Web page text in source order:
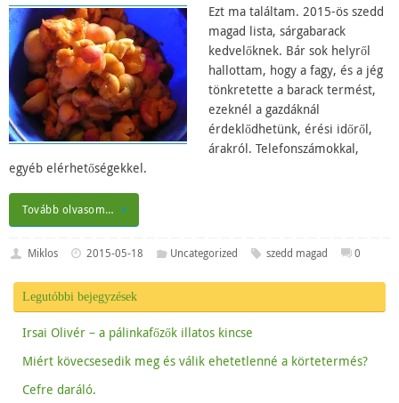
Ezt ma találtam. 2015-ös szedd
magad lista, sárgabarack
kedvelőknek. Bár sok helyről
hallottam, hogy a fagy, és a jég
tönkretette a barack termést,
ezeknél a gazdáknál
érdeklődhetünk, érési időről,
árakról. Telefonszámokkal,
egyéb elérhetőségekkel.
Tovább olvasom…
Miklos 2015-05-18 Uncategorized szedd magad 0
Legutóbbi bejegyzések
Irsai Olivér – a pálinkafőzők illatos kincse
Miért kövecsesedik meg és válik ehetetlenné a körtetermés?
Cefre daráló.